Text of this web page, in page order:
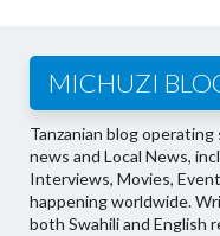
MICHUZI
Tanzanian blog
news and Local News,
Interviews, Movies,
happening worldwide.
both Swahili and English